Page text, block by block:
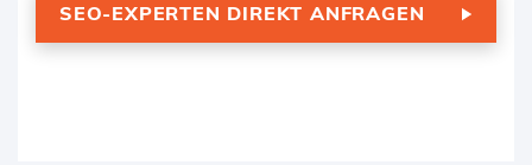
SEO-EXPERTEN DIREKT ANFRAGEN